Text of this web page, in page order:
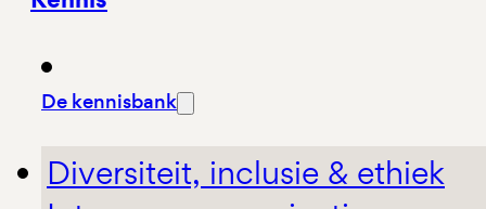
De kennisbank
Diversiteit, inclusie & ethiek